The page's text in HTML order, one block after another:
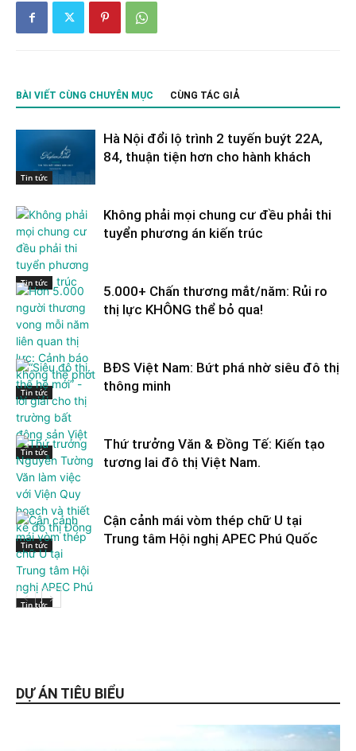
BÀI VIẾT CÙNG CHUYÊN MỤC CÙNG TÁC GIẢ
Tin tức
Hà Nội đổi lộ trình 2 tuyến buýt 22A,
84, thuận tiện hơn cho hành khách
Tin tức
Không phải mọi chung cư đều phải thi
tuyển phương án kiến trúc
Tin tức
5.000+ Chấn thương mắt/năm: Rủi ro
thị lực KHÔNG thể bỏ qua!
Tin tức
BĐS Việt Nam: Bứt phá nhờ siêu đô thị
thông minh
Tin tức
Thứ trưởng Văn & Đồng Tế: Kiến tạo
tương lai đô thị Việt Nam.
Tin tức
Cận cảnh mái vòm thép chữ U tại
Trung tâm Hội nghị APEC Phú Quốc
DỰ ÁN TIÊU BIỂU